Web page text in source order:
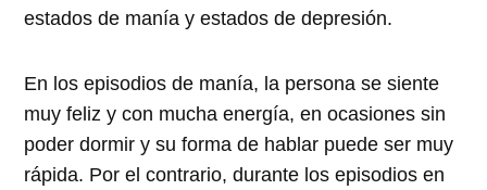
estados de manía y estados de depresión.
En los episodios de manía, la persona se siente
muy feliz y con mucha energía, en ocasiones sin
poder dormir y su forma de hablar puede ser muy
rápida. Por el contrario, durante los episodios en